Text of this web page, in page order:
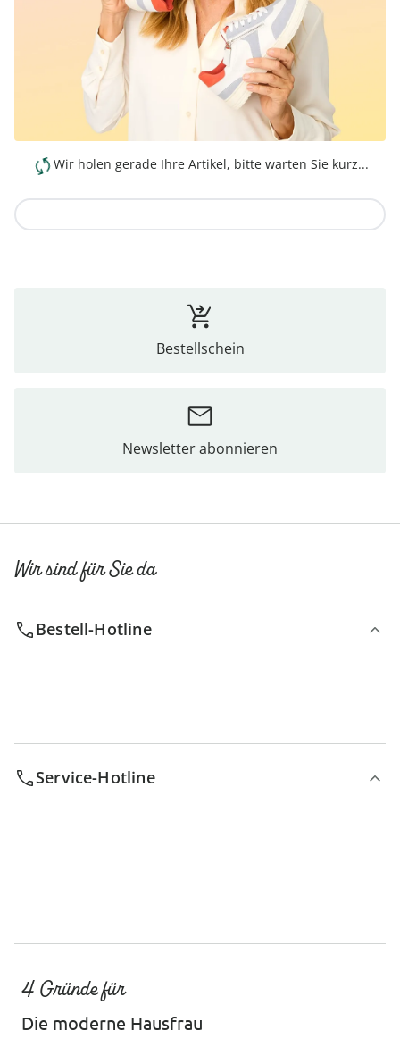
Wir holen gerade Ihre Artikel, bitte warten Sie kurz...
Bestellschein
Newsletter abonnieren
Wir sind für Sie da
Bestell-Hotline
Service-Hotline
4 Gründe für
Die moderne Hausfrau